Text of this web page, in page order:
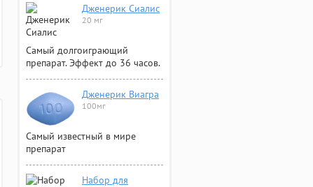
Дженерик Сиалис
20 мг
Самый долгоиграющий
препарат. Эффект до 36 часов.
Дженерик Виагра
100мг
Самый известный в мире
препарат
Набор для